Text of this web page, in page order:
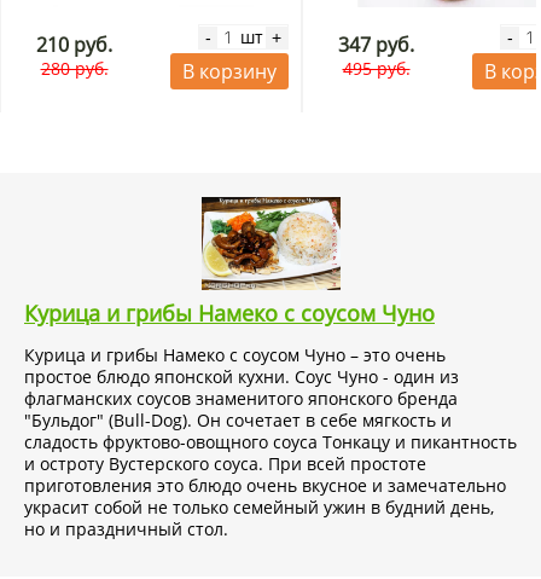
210 руб.
280 руб.
- шт +
В корзину
347 руб.
495 руб.
-
В
Курица и грибы Намеко с соусом Чуно
Курица и грибы Намеко с соусом Чуно – это очень
простое блюдо японской кухни. Соус Чуно - один из
флагманских соусов знаменитого японского бренда
"Бульдог" (Bull-Dog). Он сочетает в себе мягкость и
сладость фруктово-овощного соуса Тонкацу и пикантность
и остроту Вустерского соуса. При всей простоте
приготовления это блюдо очень вкусное и замечательно
украсит собой не только семейный ужин в будний день,
но и праздничный стол.